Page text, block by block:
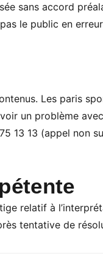
sans accord
le public en
Les paris
un problème
13 13 (appel non
relatif à
tentative de